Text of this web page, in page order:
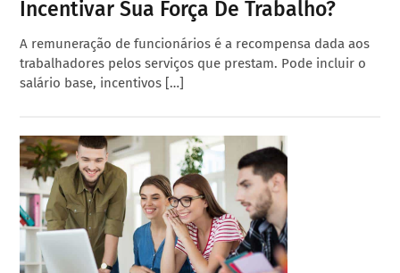
Incentivar Sua Força De Trabalho?
A remuneração de funcionários é a recompensa dada aos
trabalhadores pelos serviços que prestam. Pode incluir o
salário base, incentivos […]